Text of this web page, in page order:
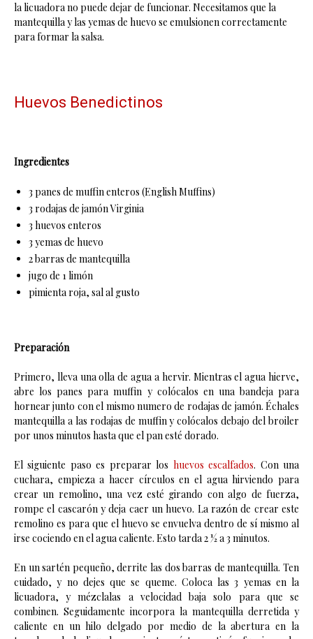
la licuadora no puede dejar de funcionar. Necesitamos que la
mantequilla y las yemas de huevo se emulsionen correctamente
para formar la salsa.
Huevos Benedictinos
Ingredientes
3 panes de muffin enteros (English Muffins)
3 rodajas de jamón Virginia
3 huevos enteros
3 yemas de huevo
2 barras de mantequilla
jugo de 1 limón
pimienta roja, sal al gusto
Preparación
Primero, lleva una olla de agua a hervir. Mientras el agua hierve,
abre los panes para muffin y colócalos en una bandeja para
hornear junto con el mismo numero de rodajas de jamón. Échales
mantequilla a las rodajas de muffin y colócalos debajo del broiler
por unos minutos hasta que el pan esté dorado.
El siguiente paso es preparar los huevos escalfados. Con una
cuchara, empieza a hacer círculos en el agua hirviendo para
crear un remolino, una vez esté girando con algo de fuerza,
rompe el cascarón y deja caer un huevo. La razón de crear este
remolino es para que el huevo se envuelva dentro de sí mismo al
irse cociendo en el agua caliente. Esto tarda 2 ½ a 3 minutos.
En un sartén pequeño, derrite las dos barras de mantequilla. Ten
cuidado, y no dejes que se queme. Coloca las 3 yemas en la
licuadora, y mézclalas a velocidad baja solo para que se
combinen. Seguidamente incorpora la mantequilla derretida y
caliente en un hilo delgado por medio de la abertura en la